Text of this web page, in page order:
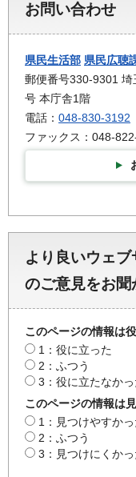
お問い合わせ
県民生活部 県民広聴
郵便番号330-9301 埼
号 本庁舎1階
電話： 048-830-3192
ファックス：048-
より良いウェ
のご意見をお
このページの情報は
1：役に立った
2：ふつう
3：役に立たなかっ
このページの情報は
1：見つけやすかっ
2：ふつう
3：見つけにくかっ